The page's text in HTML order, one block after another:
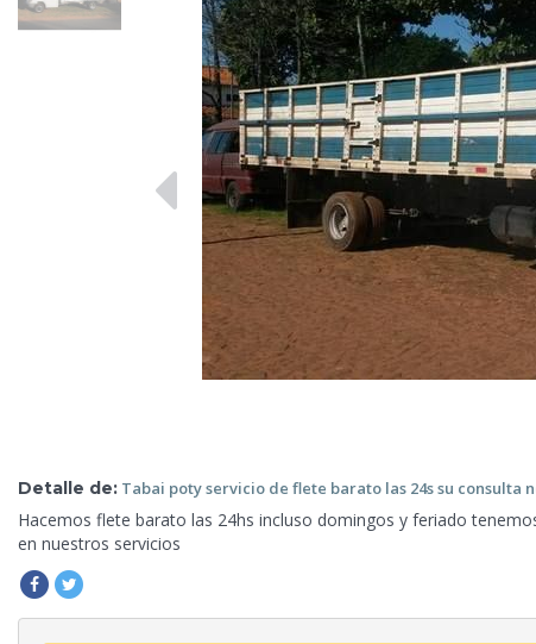
Detalle de: Tabai poty servicio de flete barato las 24s su consulta
Hacemos flete barato las 24hs incluso domingos y feriado
en nuestros servicios